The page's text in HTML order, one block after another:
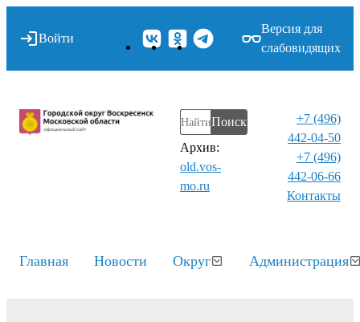
Войти
Версия для
слабовидящих
Поиск
Архив:
old.vos-
mo.ru
+7 (496)
442-04-50
+7 (496)
442-06-66
Контакты⁠
Главная Новости Округ Администрация